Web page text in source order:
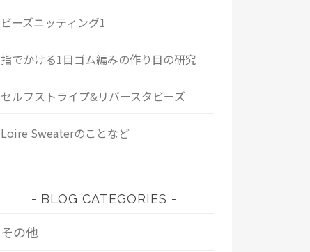
ビーズニッティング1
指でかける1目ゴム編みの作り目の研究
セルフストライプ&リバースタビーズ
Loire Sweaterのことなど
BLOG CATEGORIES
その他